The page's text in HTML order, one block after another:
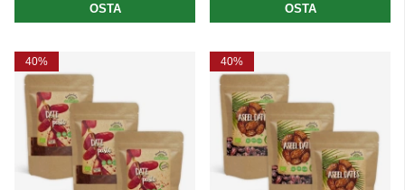
OSTA OSTA
40% 40%